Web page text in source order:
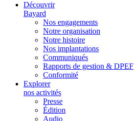
Découvrir
Bayard
Nos engagements
Notre organisation
Notre histoire
Nos implantations
Communiqués
Rapports de gestion & DPEF
Conformité
Explorer
nos activités
Presse
Édition
Audio